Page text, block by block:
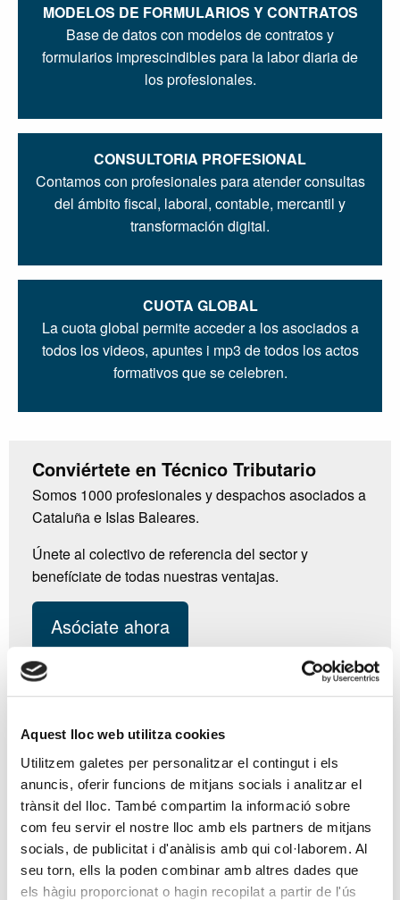
Aquest lloc web utilitza cookies
Utilitzem galetes per personalitzar el contingut i els
anuncis, oferir funcions de mitjans socials i analitzar el
trànsit del lloc. També compartim la informació sobre
com feu servir el nostre lloc amb els partners de mitjans
socials, de publicitat i d'anàlisis amb qui col·laborem. Al
seu torn, ells la poden combinar amb altres dades que
els hàgiu proporcionat o hagin recopilat a partir de l'ús
MODELOS DE FORMULARIOS Y CONTRATOS
Base de datos con modelos de contratos y
formularios imprescindibles para la labor diaria de
los profesionales.
CONSULTORIA PROFESIONAL
Contamos con profesionales para atender consultas
del ámbito fiscal, laboral, contable, mercantil y
transformación digital.
CUOTA GLOBAL
La cuota global permite acceder a los asociados a
todos los videos, apuntes i mp3 de todos los actos
formativos que se celebren.
Conviértete en Técnico Tributario
Somos 1000 profesionales y despachos asociados a
Cataluña e Islas Baleares.
Únete al colectivo de referencia del sector y
benefíciate de todas nuestras ventajas.
Asóciate ahora